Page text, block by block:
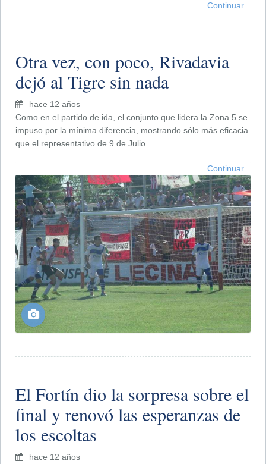
Continuar...
Otra vez, con poco, Rivadavia
dejó al Tigre sin nada
hace 12 años
Como en el partido de ida, el conjunto que lidera la Zona 5 se
impuso por la mínima diferencia, mostrando sólo más eficacia
que el representativo de 9 de Julio.
Continuar...
El Fortín dio la sorpresa sobre el
final y renovó las esperanzas de
los escoltas
hace 12 años